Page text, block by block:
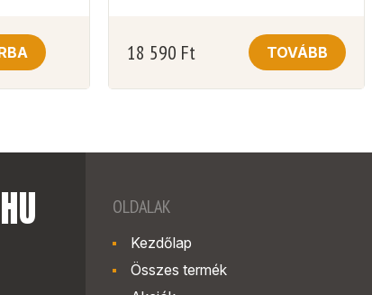
18 590 Ft TOVÁBB
HU OLDALAK
Kezdőlap
Összes termék